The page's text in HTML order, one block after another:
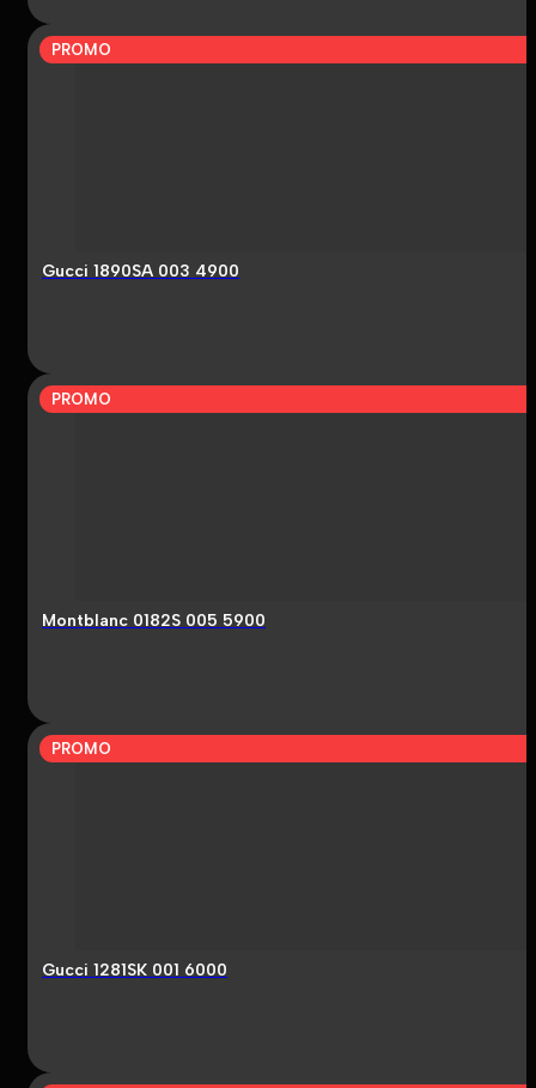
PROMO
Gucci 1890SA 003 4900
PROMO
Montblanc 0182S 005 5900
PROMO
Gucci 1281SK 001 6000